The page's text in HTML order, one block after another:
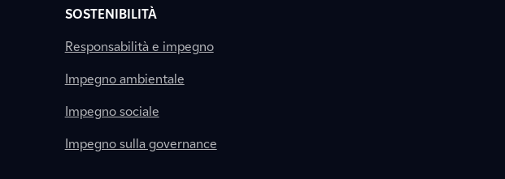
SOSTENIBILITÀ
Responsabilità e impegno
Impegno ambientale
Impegno sociale
Impegno sulla governance